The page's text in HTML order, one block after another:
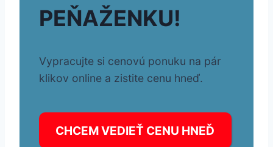
PEŇAŽENKU!
Vypracujte si cenovú ponuku na pár
klikov online a zistite cenu hneď.
CHCEM VEDIEŤ CENU HNEĎ